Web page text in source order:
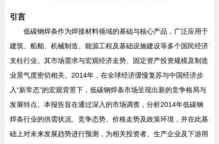
引言
低碳钢焊条作为焊接材料领域的基础与核心产品，广泛应用于
建筑、船舶、机械制造、能源工程及基础设施建设等多个国民经济
支柱行业。其市场需求与宏观经济走势、固定资产投资规模及制造
业景气度密切相关。2014年，在全球经济缓慢复苏与中国经济步
入“新常态”的宏观背景下，低碳钢焊条市场呈现出新的竞争格局与
发展特点。本报告旨在通过深入的市场调查，分析2014年低碳钢
焊条行业的供需状况、竞争态势、价格走势及政策环境，并在此基
础上对未来发展趋势进行预测，为相关投资者、生产企业及下游用